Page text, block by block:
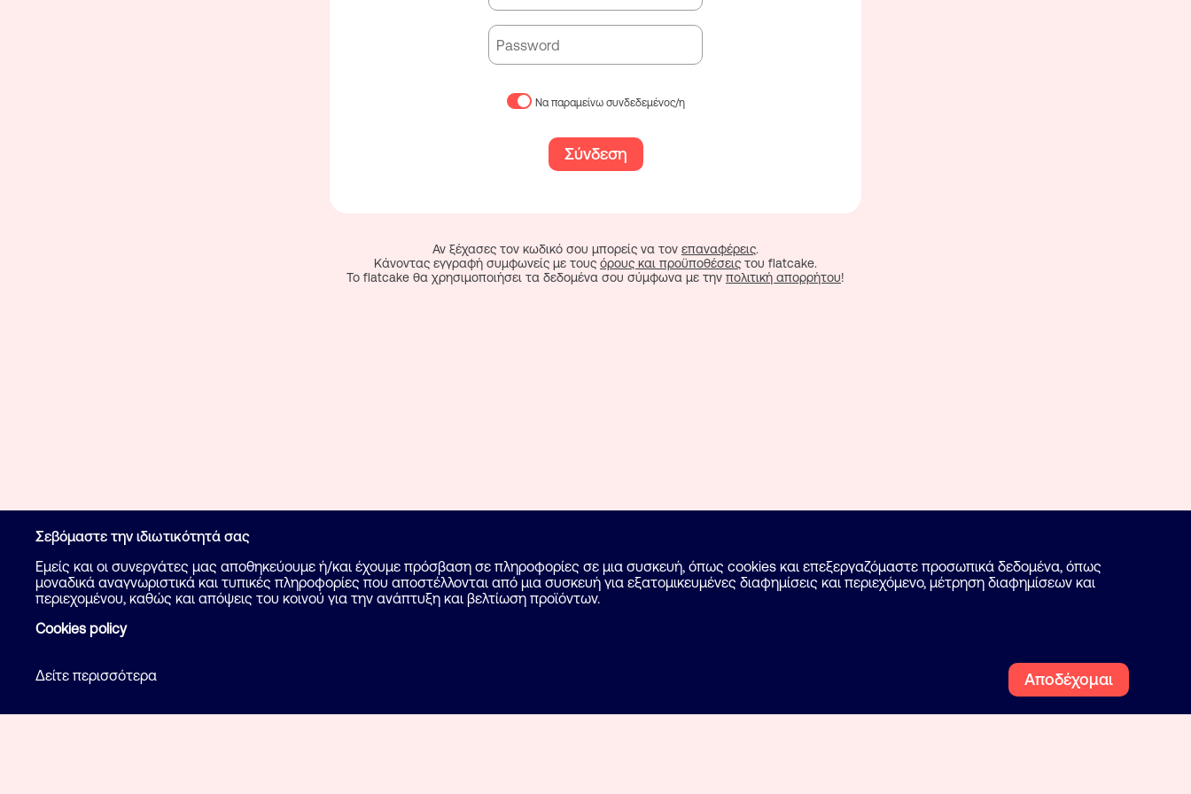
Να παραμείνω συνδεδεμένος/η
Σύνδεση
Αν ξέχασες τον κωδικό σου μπορείς να τον επαναφέρεις.
Κάνοντας εγγραφή συμφωνείς με τους όρους και προϋποθέσεις του flatcake.
To flatcake θα χρησιμοποιήσει τα δεδομένα σου σύμφωνα με την πολιτική απορρήτου!
Σεβόμαστε την ιδιωτικότητά σας
Εμείς και οι συνεργάτες μας αποθηκεύουμε ή/και έχουμε πρόσβαση σε πληροφορίες σε μια συσκευή, όπως cookies και επεξεργαζόμαστε προσωπικά δεδομένα, όπως
μοναδικά αναγνωριστικά και τυπικές πληροφορίες που αποστέλλονται από μια συσκευή για εξατομικευμένες διαφημίσεις και περιεχόμενο, μέτρηση διαφημίσεων και
περιεχομένου, καθώς και απόψεις του κοινού για την ανάπτυξη και βελτίωση προϊόντων.
Cookies policy
Δείτε περισσότερα Αποδέχομαι